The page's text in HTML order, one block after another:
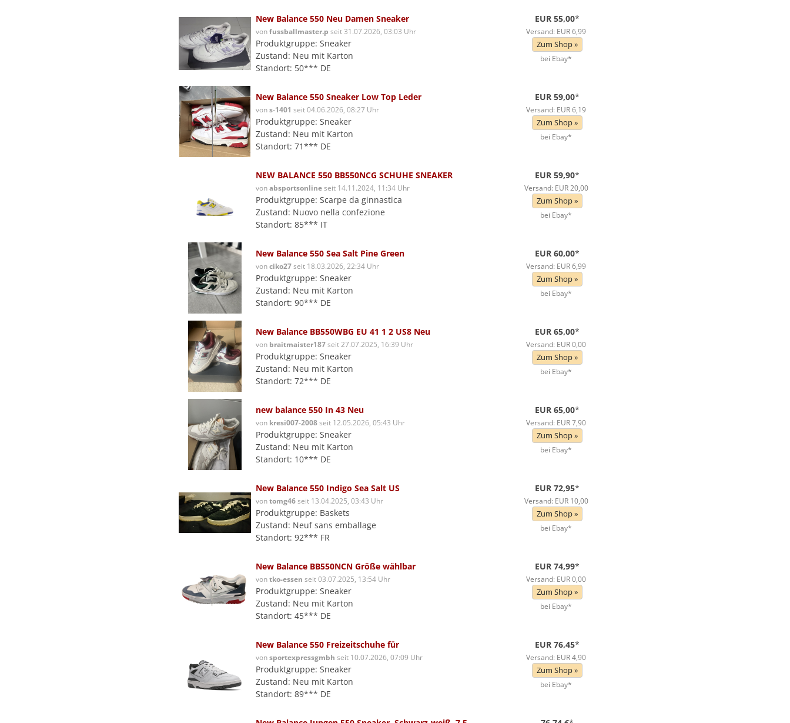
New Balance 550 Neu Damen Sneaker
vonfussballmaster.p seit 31.07.2026, 03:03 Uhr
Produktgruppe: Sneaker
Zustand: Neu mit Karton
Standort: 50*** DE
EUR 55,00*
Versand: EUR 6,99
Zum Shop »
bei Ebay*
New Balance 550 Sneaker Low Top Leder
vons-1401 seit 04.06.2026, 08:27 Uhr
Produktgruppe: Sneaker
Zustand: Neu mit Karton
Standort: 71*** DE
EUR 59,00*
Versand: EUR 6,19
Zum Shop »
bei Ebay*
NEW BALANCE 550 BB550NCG SCHUHE SNEAKER
vonabsportsonlineseit 14.11.2024, 11:34 Uhr
Produktgruppe: Scarpe da ginnastica
Zustand: Nuovo nella confezione
Standort: 85*** IT
EUR 59,90*
Versand: EUR 20,00
Zum Shop »
bei Ebay*
New Balance 550 Sea Salt Pine Green
vonciko27seit 18.03.2026, 22:34 Uhr
Produktgruppe: Sneaker
Zustand: Neu mit Karton
Standort: 90*** DE
EUR 60,00*
Versand: EUR 6,99
Zum Shop »
bei Ebay*
New Balance BB550WBG EU 41 1 2 US8 Neu
von braitmaister187seit 27.07.2025, 16:39 Uhr
Produktgruppe: Sneaker
Zustand: Neu mit Karton
Standort: 72*** DE
EUR 65,00*
Versand: EUR 0,00
Zum Shop »
bei Ebay*
new balance 550 In 43 Neu
von kresi007-2008seit 12.05.2026, 05:43 Uhr
Produktgruppe: Sneaker
Zustand: Neu mit Karton
Standort: 10*** DE
EUR 65,00*
Versand: EUR 7,90
Zum Shop »
bei Ebay*
New Balance 550 Indigo Sea Salt US
vontomg46seit 13.04.2025, 03:43 Uhr
Produktgruppe: Baskets
Zustand: Neuf sans emballage
Standort: 92*** FR
EUR 72,95*
Versand: EUR 10,00
Zum Shop »
bei Ebay*
New Balance BB550NCN Größe wählbar
vontko-essen seit 03.07.2025, 13:54 Uhr
Produktgruppe: Sneaker
Zustand: Neu mit Karton
Standort: 45*** DE
EUR 74,99*
Versand: EUR 0,00
Zum Shop »
bei Ebay*
New Balance 550 Freizeitschuhe für
vonsportexpressgmbh seit 10.07.2026, 07:09 Uhr
Produktgruppe: Sneaker
Zustand: Neu mit Karton
Standort: 89*** DE
EUR 76,45*
Versand: EUR 4,90
Zum Shop »
bei Ebay*